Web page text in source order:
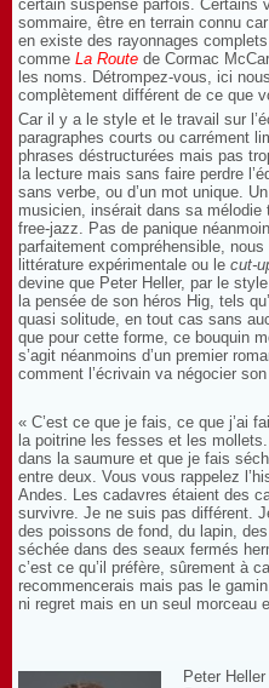
certain suspense parfois. Certains
sommaire, être en terrain connu
en existe des rayonnages
comme La Route de Cormac
les noms. Détrompez-vous, ici
complètement différent de ce que
Car il y a le style et le travail sur
paragraphes courts ou carrément
phrases déstructurées mais pas
la lecture mais sans faire perdre
sans verbe, ou d’un mot unique.
musicien, insérait dans sa mélodie
free-jazz. Pas de panique
parfaitement compréhensible,
littérature expérimentale ou le cut-
devine que Peter Heller, par le
la pensée de son héros Hig, tels
quasi solitude, en tout cas sans
que pour cette forme, ce bouquin
s’agit néanmoins d’un premier
comment l’écrivain va négocier
« C’est ce que je fais, ce que j’ai
la poitrine les fesses et les
dans la saumure et que je fais
entre deux. Vous vous rappelez
Andes. Les cadavres étaient des
survivre. Je ne suis pas différent.
des poissons de fond, du lapin,
séchée dans des seaux fermés
c’est ce qu’il préfère, sûrement à
recommencerais mais pas le
ni regret mais en un seul morceau
Peter